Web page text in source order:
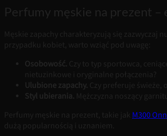
Perfumy męskie na prezent –
Męskie zapachy charakteryzują się zazwyczaj
przypadku kobiet, warto wziąć pod uwagę:
Osobowość. Czy to typ sportowca,
nietuzinkowe i oryginalne połączenia?
Ulubione zapachy. Czy preferuje świeże,
Styl ubierania. Mężczyzna noszący
Perfumy męskie na prezent, takie jak M300
dużą popularnością i uznaniem.